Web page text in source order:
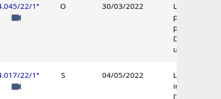
22/1ª O 30/03/2022
Lançamento
parcialmente
procedente.
Decisão
unânime.
22/1ª S 04/05/2022
Lançamento
Decisão por